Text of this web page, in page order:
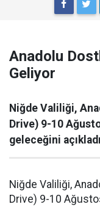
Anadolu
Geliyor
Niğde Valiliği,
Drive) 9-10
geleceğini
Niğde Valiliği,
Drive) 9-10